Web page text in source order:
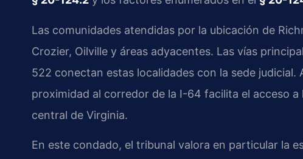
Las comunidades atendidas por la ubicación de
Crozier, Oilville y áreas adyacentes. Las vías
522 conectan estas localidades con la sede
proximidad al corredor de la I-64 facilita el acceso
central de Virginia.
En este condado, el tribunal valora en particular la